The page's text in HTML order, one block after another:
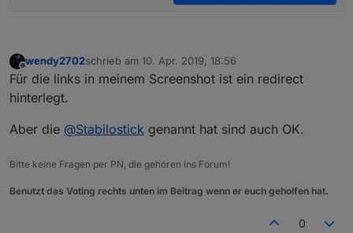
Offline
wendy2702schrieb am 10. Apr. 2019, 18:56
zuletzt editiert von
Für die links in meinem Screenshot ist ein redirect
hinterlegt.
Aber die @Stabilostick genannt hat sind auch OK.
Bitte keine Fragen per PN, die gehören ins Forum!
Benutzt das Voting rechts unten im Beitrag wenn er euch geholfen hat.
0